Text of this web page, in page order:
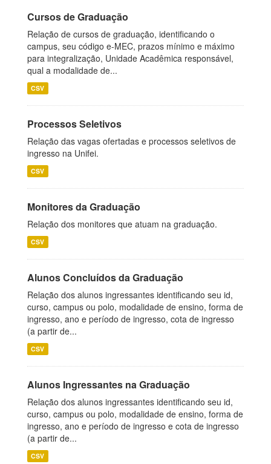
Cursos de Graduação
Relação de cursos de graduação, identificando o
campus, seu código e-MEC, prazos mínimo e máximo
para integralização, Unidade Acadêmica responsável,
qual a modalidade de...
CSV
Processos Seletivos
Relação das vagas ofertadas e processos seletivos de
ingresso na Unifei.
CSV
Monitores da Graduação
Relação dos monitores que atuam na graduação.
CSV
Alunos Concluídos da Graduação
Relação dos alunos ingressantes identificando seu id,
curso, campus ou polo, modalidade de ensino, forma de
ingresso, ano e período de ingresso, cota de ingresso
(a partir de...
CSV
Alunos Ingressantes na Graduação
Relação dos alunos ingressantes identificando seu id,
curso, campus ou polo, modalidade de ensino, forma de
ingresso, ano e período de ingresso e cota de ingresso
(a partir de...
CSV